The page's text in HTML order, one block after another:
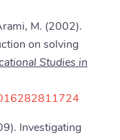
M. (2002).
on solving
Studies in
Investigating